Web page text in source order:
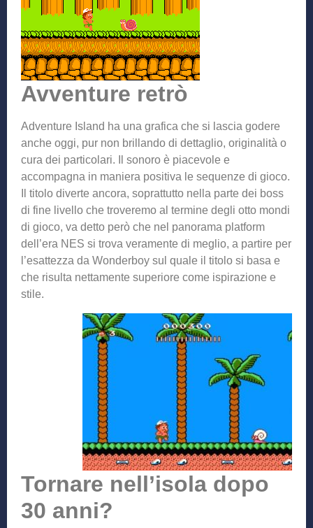
Avventure retrò
Adventure Island ha una grafica che si lascia godere
anche oggi, pur non brillando di dettaglio, originalità o
cura dei particolari. Il sonoro è piacevole e
accompagna in maniera positiva le sequenze di gioco.
Il titolo diverte ancora, soprattutto nella parte dei boss
di fine livello che troveremo al termine degli otto mondi
di gioco, va detto però che nel panorama platform
dell’era NES si trova veramente di meglio, a partire per
l’esattezza da Wonderboy sul quale il titolo si basa e
che risulta nettamente superiore come ispirazione e
stile.
Tornare nell’isola dopo
30 anni?